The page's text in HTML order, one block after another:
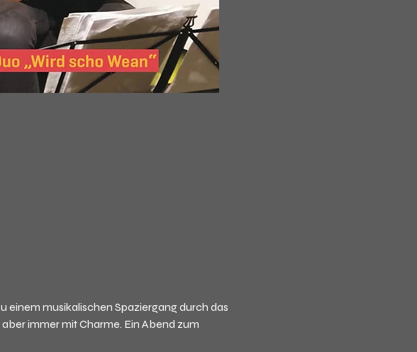
einem musikalischen Spaziergang durch das
immer mit Charme. Ein Abend zum